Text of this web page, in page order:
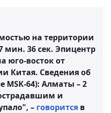
на территории
мин. 36 сек. Эпицентр
юго-восток от
Китая. Сведения об
МSК-64): Алматы – 2
и
– говорится в